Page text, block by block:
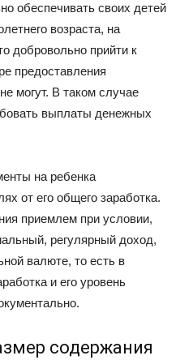
обеспечивать своих детей
возраста, на
добровольно прийти к
предоставления
могут. В таком случае
выплаты денежных
на ребенка
от его общего заработка.
приемлем при условии,
регулярный доход,
валюте, то есть в
и его уровень
содержания